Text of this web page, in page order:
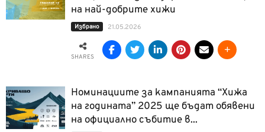
на най-добрите хижи
Избрано 21.05.2026
SHARES
Номинациите за кампанията “Хижа
на годината” 2025 ще бъдат обявени
на официално събитие в...